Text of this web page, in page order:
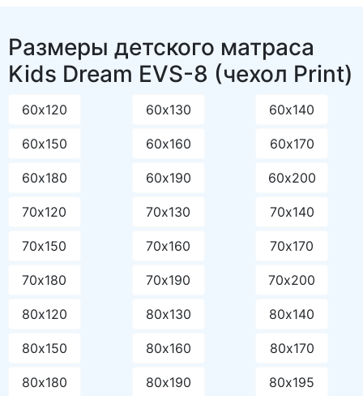
Размеры детского матраса
Kids Dream EVS-8 (чехол Print)
60х120 60х130 60х140
60х150 60х160 60х170
60х180 60х190 60х200
70х120 70х130 70х140
70х150 70х160 70х170
70х180 70х190 70х200
80х120 80х130 80х140
80х150 80х160 80х170
80х180 80х190 80х195